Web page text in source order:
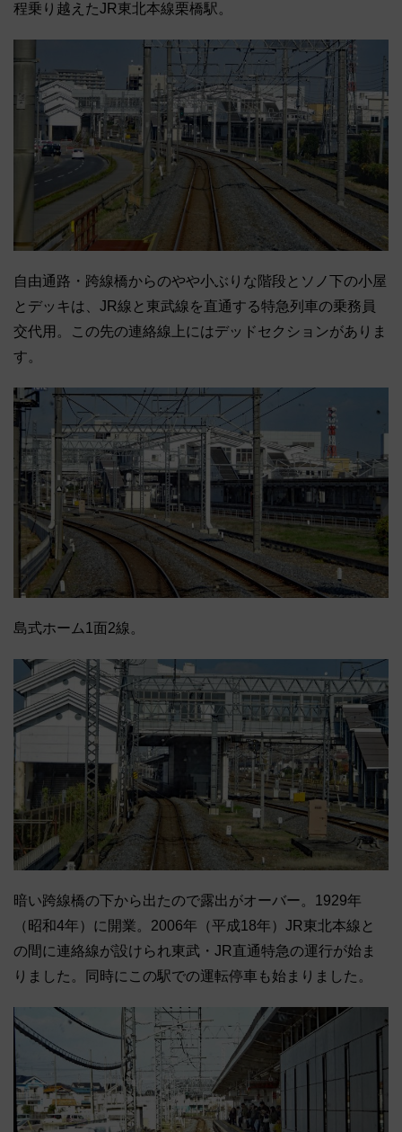
程乗り越えたJR東北本線栗橋駅。
自由通路・跨線橋からのやや小ぶりな階段とソノ下の小屋
とデッキは、JR線と東武線を直通する特急列車の乗務員
交代用。この先の連絡線上にはデッドセクションがありま
す。
島式ホーム1面2線。
暗い跨線橋の下から出たので露出がオーバー。1929年
（昭和4年）に開業。2006年（平成18年）JR東北本線と
の間に連絡線が設けられ東武・JR直通特急の運行が始ま
りました。同時にこの駅での運転停車も始まりました。